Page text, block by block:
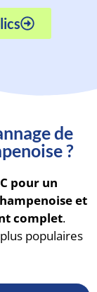
de
?
pour un
et
complet.
populaires